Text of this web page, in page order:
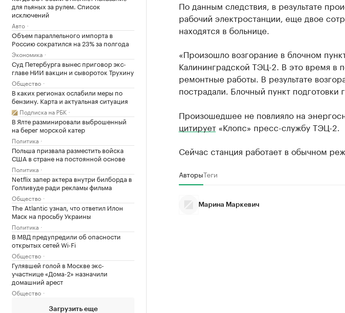
для пьяных за рулем. Список
исключений
Авто
Объем параллельного импорта в
Россию сократился на 23% за полгода
Экономика
Суд Петербурга вынес приговор экс-
главе НИИ вакцин и сывороток Трухину
Общество
В каких регионах ослабили меры по
бензину. Карта и актуальная ситуация
Подписка на РБК
В Ялте разминировали выброшенный
на берег морской катер
Политика
Польша призвала разместить войска
США в стране на постоянной основе
Политика
Netflix запер актера внутри билборда в
Голливуде ради рекламы фильма
Общество
The Atlantic узнал, что ответил Илон
Маск на просьбу Украины
Политика
В МВД предупредили об опасности
открытых сетей Wi-Fi
Общество
Гулявшей голой в Москве экс-
участнице «Дома-2» назначили
домашний арест
Общество
Загрузить еще
По данным следствия, в результате
рабочий электростанции, еще двое
находятся в больнице.
«Произошло возгорание в блочном
Калининградской ТЭЦ-2. В это время в
ремонтные работы. В результате
пострадали. Блочный пункт подготовки
Произошедшее не повлияло на
цитирует«Клопс» пресс-службу ТЭЦ-2.
Сейчас станция работает в обычном
АвторыТеги
Марина Маркевич